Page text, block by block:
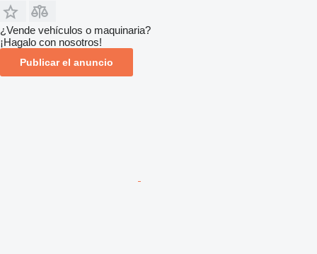
¿Vende vehículos o maquinaria?
¡Hagalo con nosotros!
Publicar el anuncio